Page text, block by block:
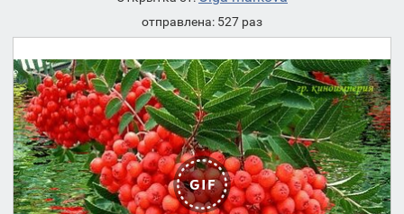
отправлена: 527 раз